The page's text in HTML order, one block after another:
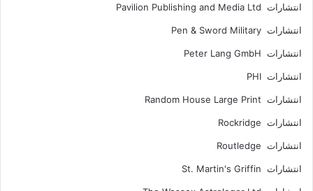
انتشارات Pavilion Publishing and Media Ltd
انتشارات Pen & Sword Military
انتشارات Peter Lang GmbH
انتشارات PHI
انتشارات Random House Large Print
انتشارات Rockridge
انتشارات Routledge
انتشارات St. Martin's Griffin